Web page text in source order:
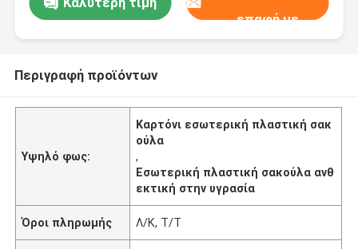
επαφή με
Περιγραφή προϊόντων
Υψηλό φως:
Καρτόνι εσωτερική πλαστική σακ
ούλα
,
Εσωτερική πλαστική σακούλα ανθ
εκτική στην υγρασία
Όροι πληρωμής Λ/Κ, Τ/Τ